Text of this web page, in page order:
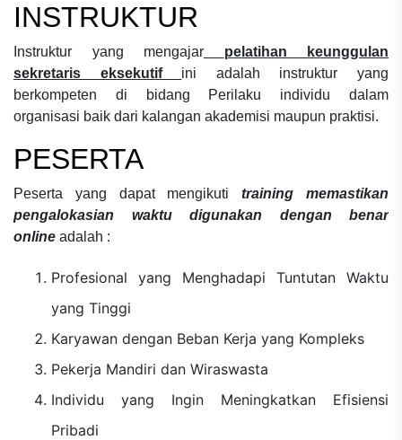
INSTRUKTUR
Instruktur yang mengajar
pelatihan keunggulan
sekretaris eksekutif ini adalah instruktur yang
berkompeten di bidang Perilaku individu dalam
organisasi baik dari kalangan akademisi maupun praktisi.
PESERTA
Peserta yang dapat mengikuti
training memastikan
pengalokasian waktu digunakan dengan benar
online adalah :
Profesional yang Menghadapi Tuntutan Waktu
yang Tinggi
Karyawan dengan Beban Kerja yang Kompleks
Pekerja Mandiri dan Wiraswasta
Individu yang Ingin Meningkatkan Efisiensi
Pribadi